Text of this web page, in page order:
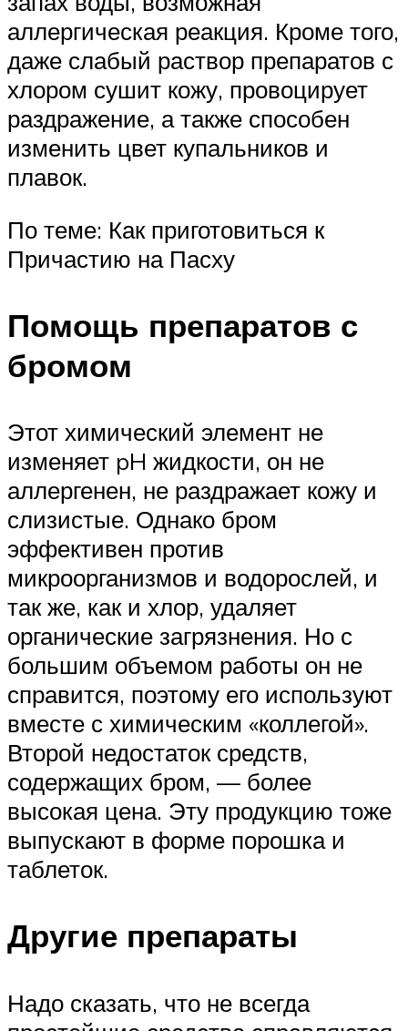
аллергическая реакция. Кроме того,
даже слабый раствор препаратов с
хлором сушит кожу, провоцирует
раздражение, а также способен
изменить цвет купальников и
плавок.
По теме: Как приготовиться к
Причастию на Пасху
Помощь препаратов с
бромом
Этот химический элемент не
изменяет pH жидкости, он не
аллергенен, не раздражает кожу и
слизистые. Однако бром
эффективен против
микроорганизмов и водорослей, и
так же, как и хлор, удаляет
органические загрязнения. Но с
большим объемом работы он не
справится, поэтому его используют
вместе с химическим «коллегой».
Второй недостаток средств,
содержащих бром, — более
высокая цена. Эту продукцию тоже
выпускают в форме порошка и
таблеток.
Другие препараты
Надо сказать, что не всегда